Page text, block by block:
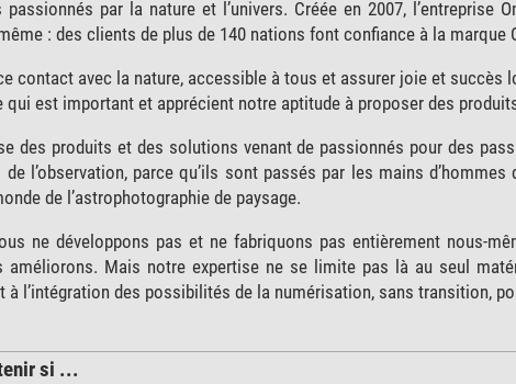
par la nature et l’univers. Créée en 2007, l’entreprise
: des clients de plus de 140 nations font confiance à la marque
contact avec la nature, accessible à tous et assurer joie et succès
qui est important et apprécient notre aptitude à proposer des
des produits et des solutions venant de passionnés pour des
l’observation, parce qu’ils sont passés par les mains d’hommes
de l’astrophotographie de paysage.
ne développons pas et ne fabriquons pas entièrement nous-
améliorons. Mais notre expertise ne se limite pas là au seul
l’intégration des possibilités de la numérisation, sans transition,
si ...